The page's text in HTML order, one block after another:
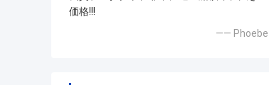
価格!!!
—— Phoebe